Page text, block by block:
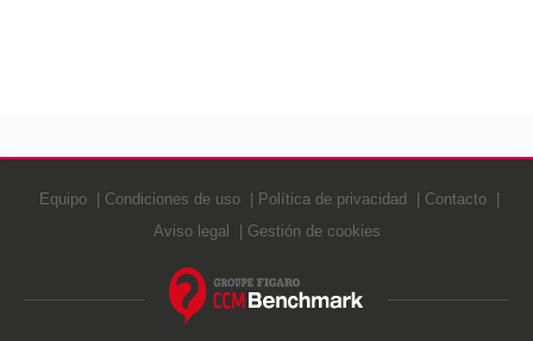
Equipo Condiciones de uso Política de privacidad
Contacto
Aviso legal
Gestión de cookies